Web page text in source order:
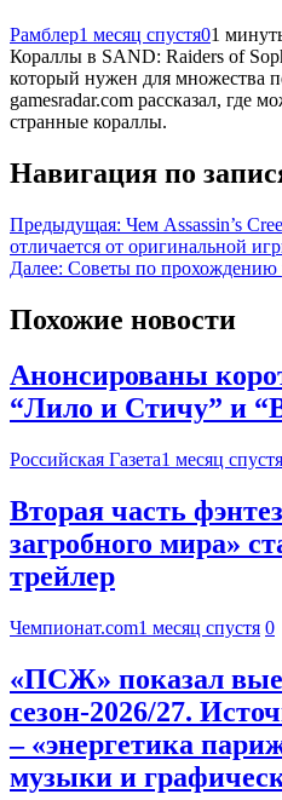
Рамблер1 месяц спустя01
Кораллы в SAND: Raiders of
который нужен для множества
gamesradar.com рассказал, где
странные кораллы.
Навигация по
Предыдущая: Чем Assassin’s
отличается от оригинальной
Далее: Советы по прохождению
Похожие новости
Анонсированы
“Лило и Стичу” и
Российская Газета1 месяц спустя
Вторая часть
загробного мира»
трейлер
Чемпионат.com1 месяц спустя 0
«ПСЖ» показал
сезон-2026/27.
– «энергетика
музыки и